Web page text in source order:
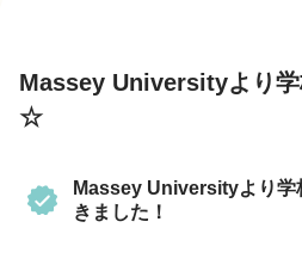
Massey Universityより
☆
Massey Universityより学
きました！